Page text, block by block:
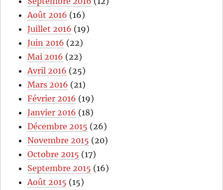
Août 2016 (16)
Juillet 2016 (19)
Juin 2016 (22)
Mai 2016 (22)
Avril 2016 (25)
Mars 2016 (21)
Février 2016 (19)
Janvier 2016 (18)
Décembre 2015 (26)
Novembre 2015 (20)
Octobre 2015 (17)
Septembre 2015 (16)
Août 2015 (15)